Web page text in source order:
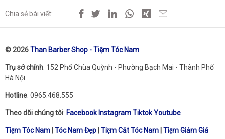
Chia sẻ bài viết:
© 2026Than Barber Shop - Tiệm Tóc Nam
Trụ sở chính: 152 Phố Chùa Quỳnh - Phường Bạch Mai - Thành Phố
Hà Nội
Hotline: 0965.468.555
Theo dõi chúng tôi: Facebook InstagramTiktokYoutube
Tiệm Tóc Nam Tóc Nam Đẹp Tiệm Cắt Tóc Nam Tiệm Giảm Giá